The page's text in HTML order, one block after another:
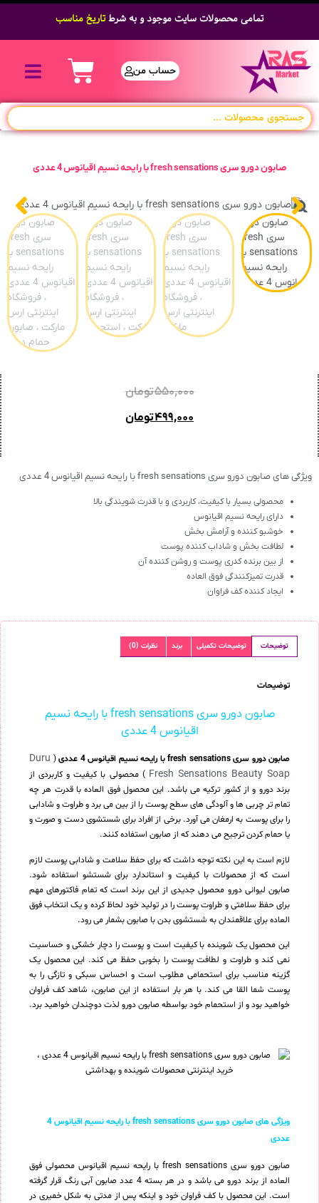
تمامی محصولات سایت موجود و به شرطتاریخ مناسب
حساب من
صابون دورو سری fresh sensations با رایحه نسیم اقیانوس 4 عددی
۵۵۰,۰۰۰تومان
۴۹۹,۰۰۰تومان
ویژگی های صابون دورو سری fresh sensations با رایحه نسیم اقیانوس 4 عددی
محصولی بسیار با کیفیت، کاربردی و با قدرت شویندگی بالا
دارای رایحه نسیم اقیانوس
خوشبو کننده و آرامش بخش
لطافت بخش و شاداب کننده پوست
از بین برنده کدری پوست و روشن کننده آن
قدرت تمیزکنندگی فوق العاده
ایجاد کننده کف فراوان
توضیحات توضیحات تکمیلی برند نظرات (0)
توضیحات
صابون دورو سری fresh sensations با رایحه نسیم
اقیانوس 4 عددی
صابون دورو سری fresh sensations با رایحه نسیم اقیانوس 4 عددی (
Duru
Fresh Sensations Beauty Soap ) محصولی با کیفیت و کاربردی از
برند دورو و از کشور ترکیه می باشد. این محصول فوق العاده با قدرت هر چه
تمام تر چربی ها و آلودگی های سطح پوست را از بین می برد و طراوت و شادابی
را برای پوست به ارمغان می آورد. برخی از افراد برای شستشوی دست و صورت و
یا حمام کردن ترجیح می دهند که از صابون استفاده کنند.
لازم است به این نکته توجه داشت که برای حفظ سلامت و شادابی پوست لازم
است که از محصولات با کیفیت و استاندارد برای شستشو استفاده شود.
صابون لیوانی دورو محصول جدیدی از این برند است که تمام فاکتورهای مهم
برای حفظ سلامتی و طراوت پوست را در تولید خود لحاظ کرده و یک انتخاب فوق
العاده برای علاقمندان به شستشوی بدن با صابون بشمار می رود.
این محصول یک شوینده با کیفیت است و پوست را دچار خشکی و حساسیت
نمی کند و طراوت و لطافت پوست را بخوبی حفظ می کند. این محصول یک
گزینه مناسب برای استحمامی مطلوب است و احساس سبکی و تازگی را به
پوست شما القا می کند. با هر بار استفاده از این صابون، شاهد کف فراوان
خواهید بود و از استحمام خود بواسطه صابون دورو لذت دوچندان خواهید برد.
ویژگی های صابون دورو سری fresh sensations با رایحه نسیم اقیانوس 4
عددی
صابون دورو سری fresh sensations با رایحه نسیم اقیانوس محصولی فوق
العاده از برند دورو می باشد و در هر بسته 4 عدد صابون آبی رنگ قرار گرفته
است. این محصول با کف فراوان خود و اینکه پس از مدتی به شکل خمیری در